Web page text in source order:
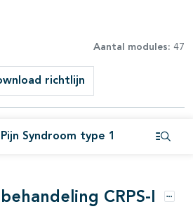
Aantal modules: 47
richtlijn
Syndroom type 1
CRPS-I